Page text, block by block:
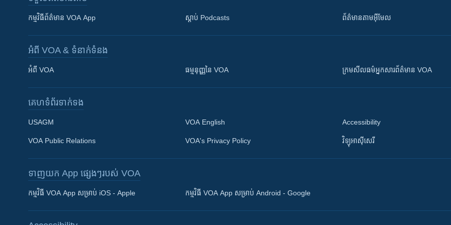
Khmer English
កម្មវិធី​ព័ត៌មាន VOA App ស្តាប់ Podcasts ព័ត៌មាន​តាម​អ៊ីមែល
អំពី​ VOA & ទំនាក់ទំនង
អំពី​ VOA ធម្មនុញ្ញ​នៃ VOA ក្រម​​​សីលធម៌​​​អ្នក​​​សារព័ត៌មាន VOA
គេហទំព័រ​​ទាក់ទង
USAGM
VOA Public Relations
VOA English
VOA's Privacy Policy
Accessibility
វិទ្យុ​អាស៊ី​សេរី
ទាញយក​ App ផ្សេងៗ​របស់​ VOA
កម្មវិធី​ VOA App សម្រាប់ iOS - Apple កម្មវិធី​ VOA App សម្រាប់ Android - Google